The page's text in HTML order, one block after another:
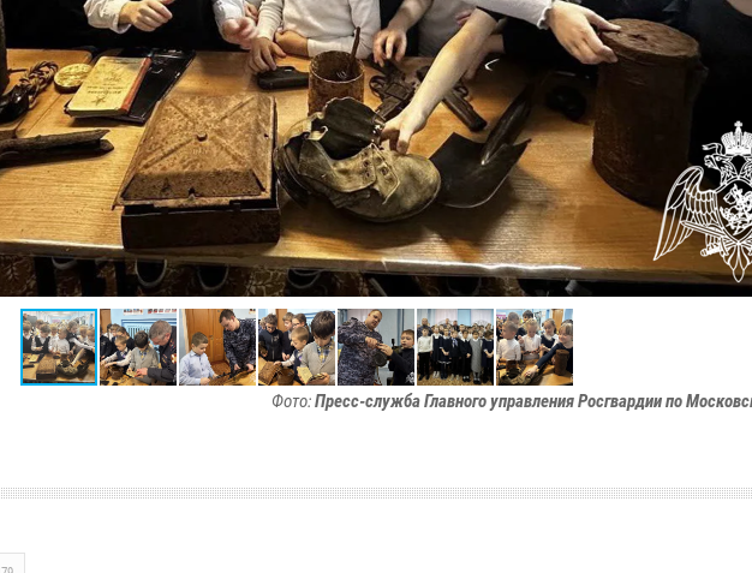
Фото:Пресс-служба Главного управления Росгвардии по